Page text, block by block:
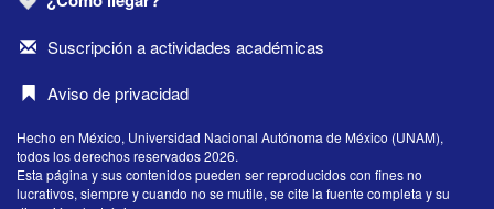
Suscripción a actividades académicas
Aviso de privacidad
Hecho en México, Universidad Nacional Autónoma de México (UNAM),
todos los derechos reservados 2026.
Esta página y sus contenidos pueden ser reproducidos con fines no
lucrativos, siempre y cuando no se mutile, se cite la fuente completa y su